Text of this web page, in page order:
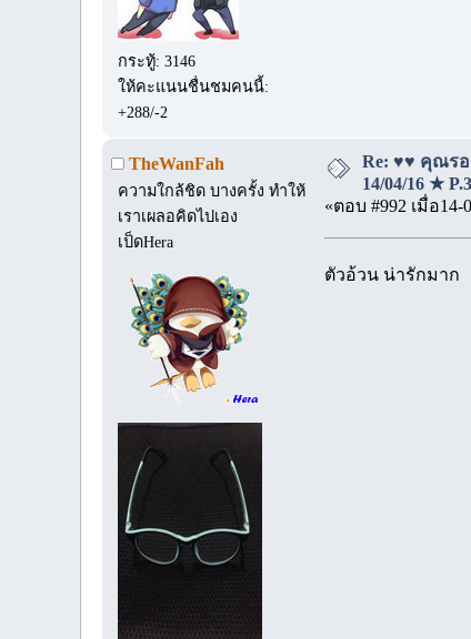
กระทู้: 3146
ให้คะแนนชื่นชมคนนี้:
+288/-2
TheWanFah
ความใกล้ชิด บางครั้ง ทำให้
เราเผลอคิดไปเอง
เป็ดHera
Re: ♥♥ คุณร
14/04/16 ★
«ตอบ #992 เมื่อ14-
ตัวอ้วน น่ารักมาก